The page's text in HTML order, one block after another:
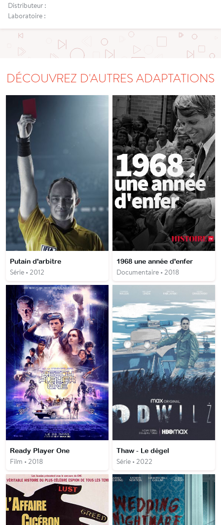
Distributeur :
Laboratoire :
DÉCOUVREZ D'AUTRES ADAPTATIONS
Putain d'arbitre
Série • 2012
1968 une année d'enfer
Documentaire • 2018
Ready Player One
Film • 2018
Thaw - Le dégel
Série • 2022